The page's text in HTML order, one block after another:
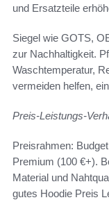
und Ersatzteile
Siegel wie GOTS,
zur Nachhaltigkeit.
Waschtemperatur,
vermeiden helfen,
Preis-Leistungs-
Preisrahmen:
Premium (100 €+).
Material und
gutes Hoodie Preis